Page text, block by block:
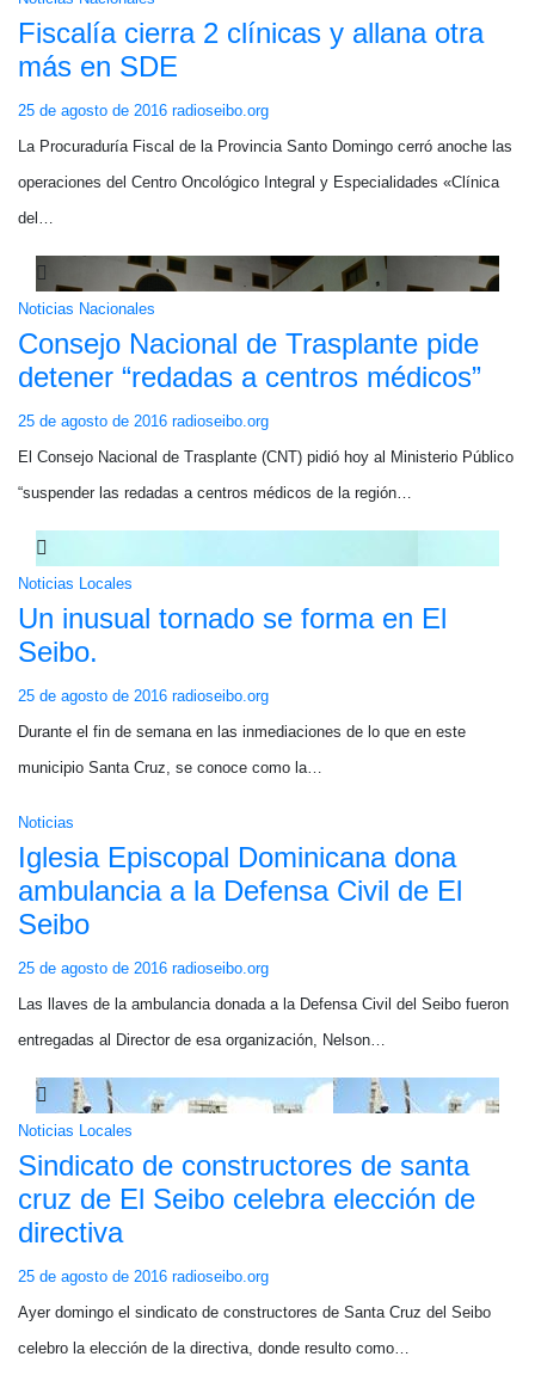
Fiscalía cierra 2 clínicas y allana otra
más en SDE
25 de agosto de 2016 radioseibo.org
La Procuraduría Fiscal de la Provincia Santo Domingo cerró anoche las
operaciones del Centro Oncológico Integral y Especialidades «Clínica
del…
Noticias Nacionales
Consejo Nacional de Trasplante pide
detener “redadas a centros médicos”
25 de agosto de 2016 radioseibo.org
El Consejo Nacional de Trasplante (CNT) pidió hoy al Ministerio Público
“suspender las redadas a centros médicos de la región…
Noticias Locales
Un inusual tornado se forma en El
Seibo.
25 de agosto de 2016 radioseibo.org
Durante el fin de semana en las inmediaciones de lo que en este
municipio Santa Cruz, se conoce como la…
Noticias
Iglesia Episcopal Dominicana dona
ambulancia a la Defensa Civil de El
Seibo
25 de agosto de 2016 radioseibo.org
Las llaves de la ambulancia donada a la Defensa Civil del Seibo fueron
entregadas al Director de esa organización, Nelson…
Noticias Locales
Sindicato de constructores de santa
cruz de El Seibo celebra elección de
directiva
25 de agosto de 2016 radioseibo.org
Ayer domingo el sindicato de constructores de Santa Cruz del Seibo
celebro la elección de la directiva, donde resulto como…